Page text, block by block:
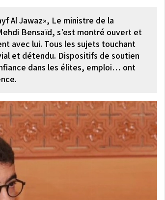
Al Jawaz», Le ministre de la
Bensaïd, s’est montré ouvert et
avec lui. Tous les sujets touchant
et détendu. Dispositifs de soutien
dans les élites, emploi… ont